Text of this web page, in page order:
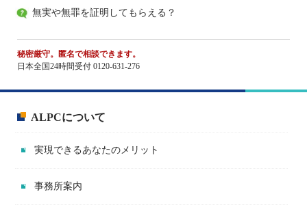
無実や無罪を証明してもらえる？
秘密厳守。匿名で相談できます。
日本全国24時間受付 0120-631-276
ALPCについて
実現できるあなたのメリット
事務所案内